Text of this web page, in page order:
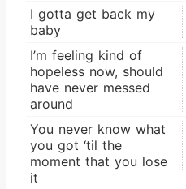
I gotta get back my
baby
I’m feeling kind of
hopeless now, should
have never messed
around
You never know what
you got ‘til the
moment that you lose
it